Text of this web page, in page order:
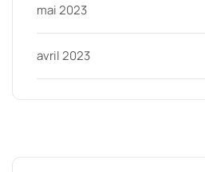
mai 2023
avril 2023